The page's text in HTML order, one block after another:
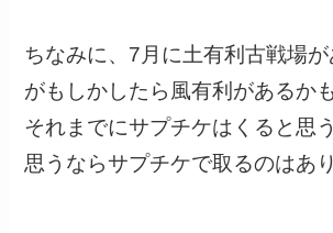
ちなみに、7月に土有利古戦場
がもしかしたら風有利があるか
それまでにサプチケはくると思
思うならサプチケで取るのはあ